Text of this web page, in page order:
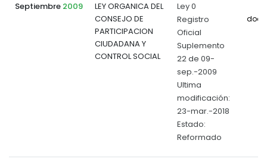
Septiembre 2009
LEY ORGANICA DEL
CONSEJO DE
PARTICIPACION
CIUDADANA Y
CONTROL SOCIAL
Ley 0
Registro
Oficial
Suplemento
22 de 09-
sep.-2009
Ultima
modificación:
23-mar.-2018
Estado:
Reformado